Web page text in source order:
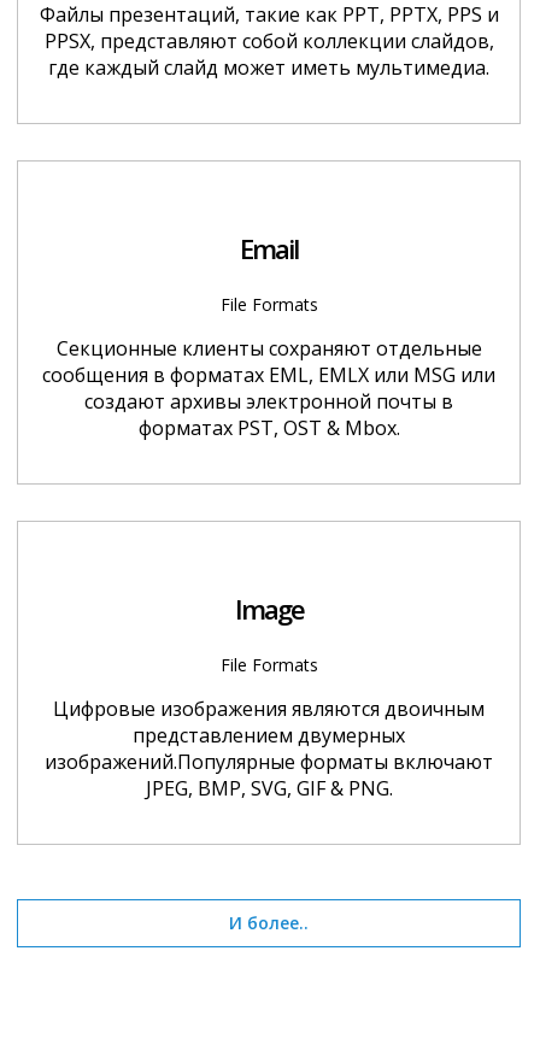
Файлы презентаций, такие как PPT, PPTX, PPS и
PPSX, представляют собой коллекции слайдов,
где каждый слайд может иметь мультимедиа.
Email
File Formats
Секционные клиенты сохраняют отдельные
сообщения в форматах EML, EMLX или MSG или
создают архивы электронной почты в
форматах PST, OST & Mbox.
Image
File Formats
Цифровые изображения являются двоичным
представлением двумерных
изображений.Популярные форматы включают
JPEG, BMP, SVG, GIF & PNG.
И более..